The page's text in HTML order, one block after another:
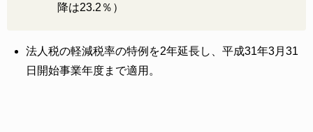
降は23.2％）
法人税の軽減税率の特例を2年延長し、平成31年3月31
日開始事業年度まで適用。